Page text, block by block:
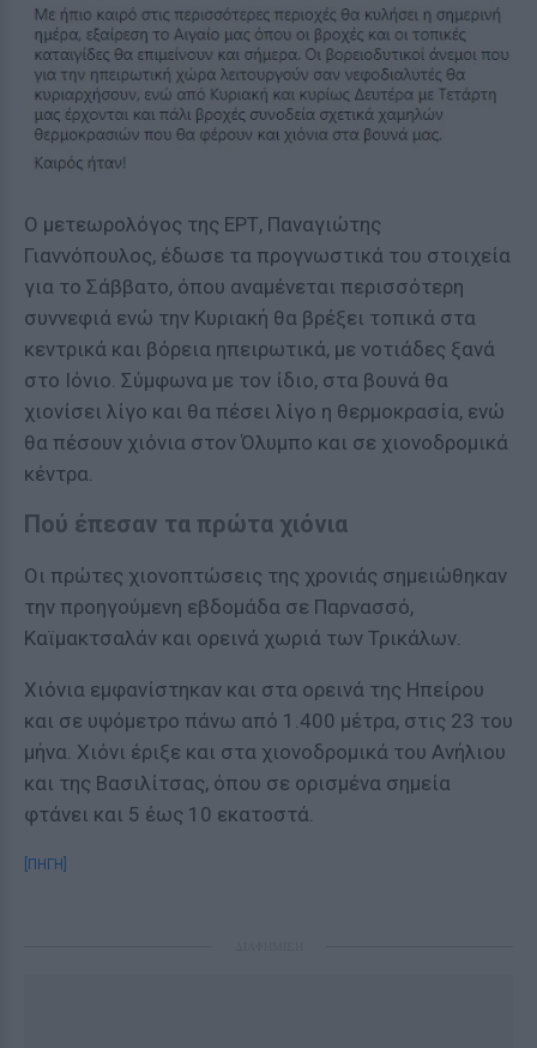
Ο μετεωρολόγος της ΕΡΤ, Παναγιώτης
Γιαννόπουλος, έδωσε τα προγνωστικά του στοιχεία
για το Σάββατο, όπου αναμένεται περισσότερη
συννεφιά ενώ την Κυριακή θα βρέξει τοπικά στα
κεντρικά και βόρεια ηπειρωτικά, με νοτιάδες ξανά
στο Ιόνιο. Σύμφωνα με τον ίδιο, στα βουνά θα
χιονίσει λίγο και θα πέσει λίγο η θερμοκρασία, ενώ
θα πέσουν χιόνια στον Όλυμπο και σε χιονοδρομικά
κέντρα.
Πού έπεσαν τα πρώτα χιόνια
Οι πρώτες χιονοπτώσεις της χρονιάς σημειώθηκαν
την προηγούμενη εβδομάδα σε Παρνασσό,
Καϊμακτσαλάν και ορεινά χωριά των Τρικάλων.
Χιόνια εμφανίστηκαν και στα ορεινά της Ηπείρου
και σε υψόμετρο πάνω από 1.400 μέτρα, στις 23 του
μήνα. Χιόνι έριξε και στα χιονοδρομικά του Ανήλιου
και της Βασιλίτσας, όπου σε ορισμένα σημεία
φτάνει και 5 έως 10 εκατοστά.
[ΠΗΓΗ]